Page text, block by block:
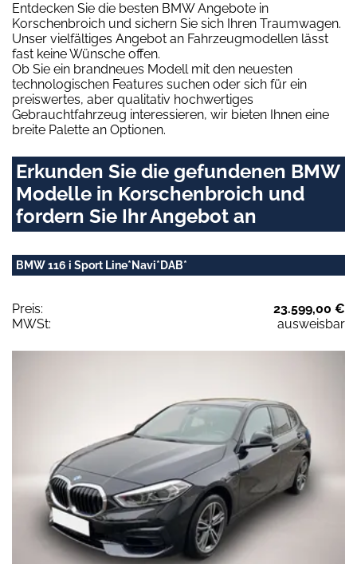
Entdecken Sie die besten BMW Angebote in
Korschenbroich und sichern Sie sich Ihren Traumwagen.
Unser vielfältiges Angebot an Fahrzeugmodellen lässt
fast keine Wünsche offen.
Ob Sie ein brandneues Modell mit den neuesten
technologischen Features suchen oder sich für ein
preiswertes, aber qualitativ hochwertiges
Gebrauchtfahrzeug interessieren, wir bieten Ihnen eine
breite Palette an Optionen.
Erkunden Sie die gefundenen BMW
Modelle in Korschenbroich und
fordern Sie Ihr Angebot an
BMW 116 i Sport Line*Navi*DAB*
Preis:
23.599,00 €
MWSt:
ausweisbar